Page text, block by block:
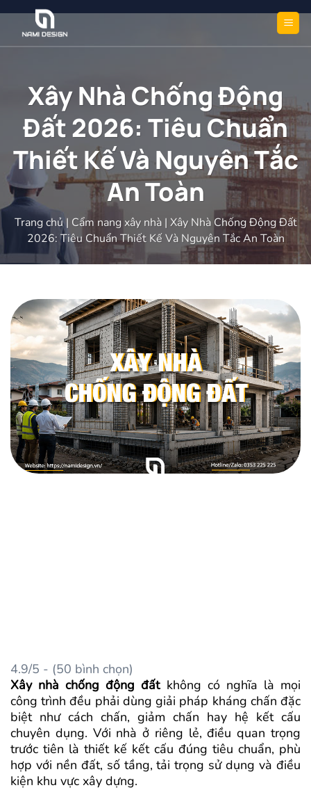
Xây Nhà Chống Động
Đất 2026: Tiêu Chuẩn
Thiết Kế Và Nguyên Tắc
An Toàn
Trang chủ| Cẩm nang xây nhà| Xây Nhà Chống Động Đất
2026: Tiêu Chuẩn Thiết Kế Và Nguyên Tắc An Toàn
4.9/5 - (50 bình chọn)
Xây nhà chống động đấtkhông có nghĩa là mọi
công trình đều phải dùng giải pháp kháng chấn đặc
biệt như cách chấn, giảm chấn hay hệ kết cấu
chuyên dụng. Với nhà ở riêng lẻ, điều quan trọng
trước tiên là thiết kế kết cấu đúng tiêu chuẩn, phù
hợp với nền đất, số tầng, tải trọng sử dụng và điều
kiện khu vực xây dựng.